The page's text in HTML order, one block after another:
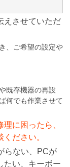
えさせていただ
、ご希望の設定や
既存機器の再設
何でも作業させて
に困ったら、
ださい。
らない、PCが
たい、キーボー